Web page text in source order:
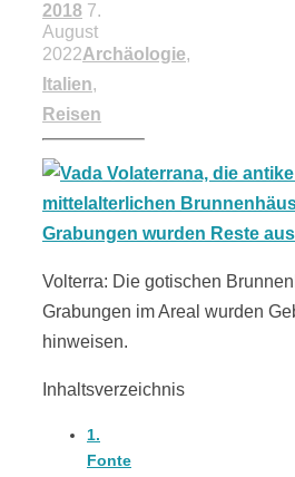
2018 7.
August
2022Archäologie,
Italien,
Reisen
Volterra: Die gotischen
Grabungen im Areal wurden
hinweisen.
Inhaltsverzeichnis
1.
Fonte
18